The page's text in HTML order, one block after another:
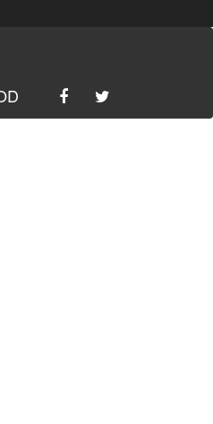
soutěž! Podrobnosti